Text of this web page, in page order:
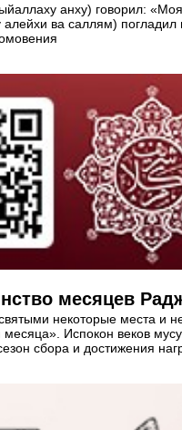
анху) говорил:
алейхи ва саллям)
месяцев
некоторые места и
месяца». Испокон веков
сбора и достижения